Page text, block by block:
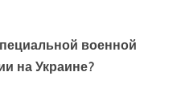
военной
на Украине?